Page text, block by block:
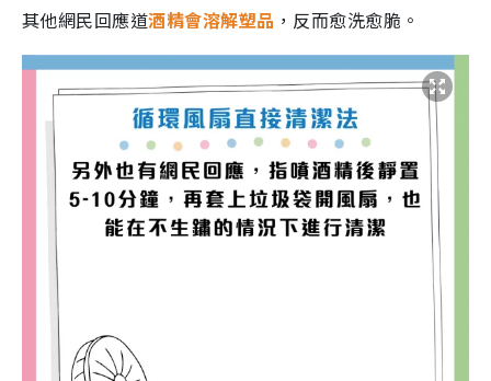
其他網民回應道酒精會溶解塑品 ，反而愈洗愈脆。